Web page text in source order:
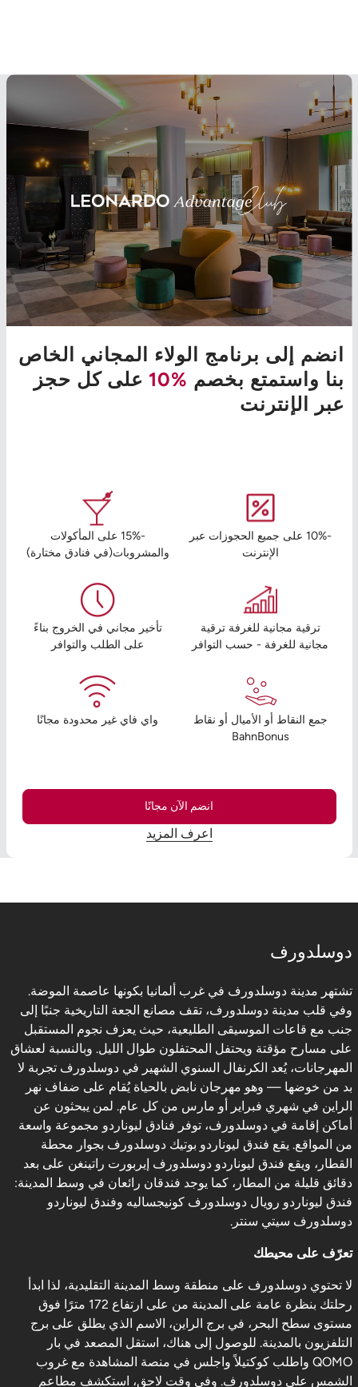
انضم إلى برنامج الولاء المجاني الخاص
بنا واستمتع بخصم %10
على كل حجز
عبر الإنترنت
-10% على جميع الحجوزات عبر
الإنترنت
-15% على المأكولات
والمشروبات(في فنادق مختارة)
ترقية مجانية للغرفة ترقية
مجانية للغرفة - حسب التوافر
تأخير مجاني في الخروج بناءً
على الطلب والتوافر
جمع النقاط أو الأميال أو نقاط
BahnBonus
واي فاي غير محدودة مجانًا
انضم الآن مجانًا
اعرف المزيد
دوسلدورف
تشتهر مدينة دوسلدورف في غرب ألمانيا بكونها عاصمة الموضة.
وفي قلب مدينة دوسلدورف، تقف مصانع الجعة التاريخية جنبًا إلى
جنب مع قاعات الموسيقى الطليعية، حيث يعزف نجوم المستقبل
على مسارح مؤقتة ويحتفل المحتفلون طوال الليل. وبالنسبة لعشاق
المهرجانات، يُعد الكرنفال السنوي الشهير في دوسلدورف تجربة لا
بد من خوضها — وهو مهرجان نابض بالحياة يُقام على ضفاف نهر
الراين في شهري فبراير أو مارس من كل عام. لمن يبحثون عن
أماكن إقامة في دوسلدورف، توفر فنادق ليوناردو مجموعة واسعة
من المواقع. يقع فندق ليوناردو بوتيك دوسلدورف بجوار محطة
القطار، ويقع فندق ليوناردو دوسلدورف إيربورت راتينغن على بعد
دقائق قليلة من المطار، كما يوجد فندقان رائعان في وسط المدينة:
فندق ليوناردو رويال دوسلدورف كونيجساليه وفندق ليوناردو
دوسلدورف سيتي سنتر.
تعرّف على محيطك
لا تحتوي دوسلدورف على منطقة وسط المدينة التقليدية، لذا ابدأ
رحلتك بنظرة عامة على المدينة من على ارتفاع 172 مترًا فوق
مستوى سطح البحر، في برج الراين، الاسم الذي يطلق على برج
التلفزيون بالمدينة. للوصول إلى هناك، استقل المصعد في بار
QOMO واطلب كوكتيلاً واجلس في منصة المشاهدة مع غروب
الشمس على دوسلدورف. وفي وقت لاحق، استكشف مطاعم